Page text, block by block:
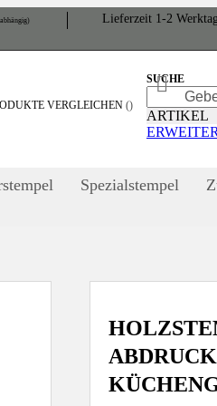
Liefer­zeit 1-2
SUCHE
SUCHE
ARTIKEL
SUCHE
VERGLEICHEN
Spezialstempel